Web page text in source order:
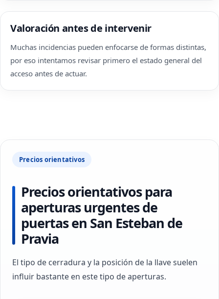
Valoración antes de intervenir
Muchas incidencias pueden enfocarse de formas distintas,
por eso intentamos revisar primero el estado general del
acceso antes de actuar.
Precios orientativos
Precios orientativos para
aperturas urgentes de
puertas en San Esteban de
Pravia
El tipo de cerradura y la posición de la llave suelen
influir bastante en este tipo de aperturas.